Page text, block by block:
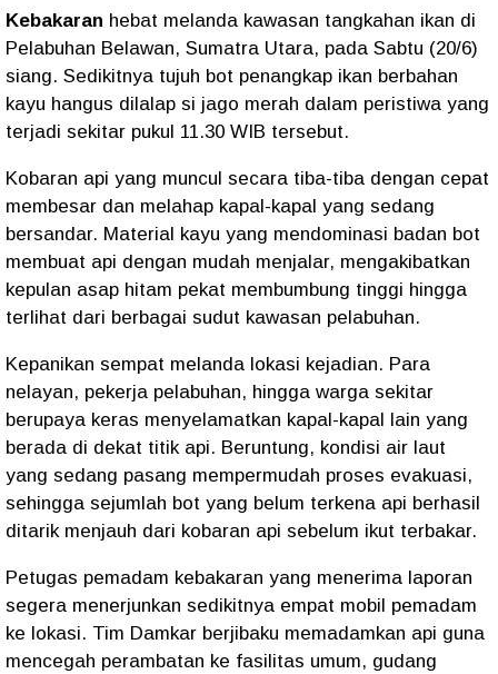
Kebakaran hebat melanda kawasan tangkahan ikan di
Pelabuhan Belawan, Sumatra Utara, pada Sabtu (20/6)
siang. Sedikitnya tujuh bot penangkap ikan berbahan
kayu hangus dilalap si jago merah dalam peristiwa yang
terjadi sekitar pukul 11.30 WIB tersebut.
Kobaran api yang muncul secara tiba-tiba dengan cepat
membesar dan melahap kapal-kapal yang sedang
bersandar. Material kayu yang mendominasi badan bot
membuat api dengan mudah menjalar, mengakibatkan
kepulan asap hitam pekat membumbung tinggi hingga
terlihat dari berbagai sudut kawasan pelabuhan.
Kepanikan sempat melanda lokasi kejadian. Para
nelayan, pekerja pelabuhan, hingga warga sekitar
berupaya keras menyelamatkan kapal-kapal lain yang
berada di dekat titik api. Beruntung, kondisi air laut
yang sedang pasang mempermudah proses evakuasi,
sehingga sejumlah bot yang belum terkena api berhasil
ditarik menjauh dari kobaran api sebelum ikut terbakar.
Petugas pemadam kebakaran yang menerima laporan
segera menerjunkan sedikitnya empat mobil pemadam
ke lokasi. Tim Damkar berjibaku memadamkan api guna
mencegah perambatan ke fasilitas umum, gudang